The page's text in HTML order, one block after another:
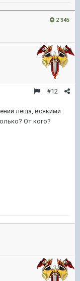
2 345
#12
леща, всякими
От кого?